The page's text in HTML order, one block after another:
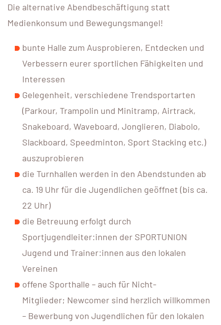
Die alternative Abendbeschäftigung statt
Medienkonsum und Bewegungsmangel!
bunte Halle zum Ausprobieren, Entdecken und
Verbessern eurer sportlichen Fähigkeiten und
Interessen
Gelegenheit, verschiedene Trendsportarten
(Parkour, Trampolin und Minitramp, Airtrack,
Snakeboard, Waveboard, Jonglieren, Diabolo,
Slackboard, Speedminton, Sport Stacking etc.)
auszuprobieren
die Turnhallen werden in den Abendstunden ab
ca. 19 Uhr für die Jugendlichen geöffnet (bis ca.
22 Uhr)
die Betreuung erfolgt durch
Sportjugendleiter:innen der SPORTUNION
Jugend und Trainer:innen aus den lokalen
Vereinen
offene Sporthalle – auch für Nicht-
Mitglieder; Newcomer sind herzlich willkommen
– Bewerbung von Jugendlichen für den lokalen